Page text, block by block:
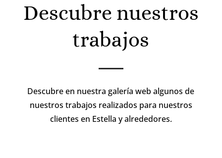
Descubre nuestros
trabajos
Descubre en nuestra galería web algunos de
nuestros trabajos realizados para nuestros
clientes en Estella y alrededores.